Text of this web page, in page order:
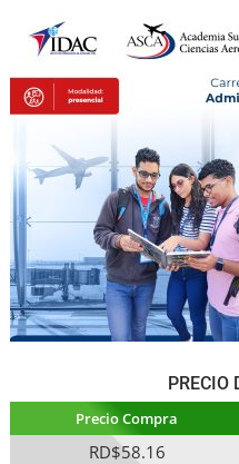
PRECIO
Precio Compra
RD$58.16